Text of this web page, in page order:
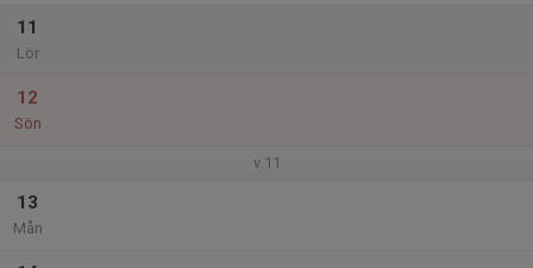
11
Lör
12
Sön
v.11
13
Mån